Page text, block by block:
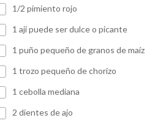
1/2 pimiento rojo
1 ají puede ser dulce o picante
1 puño pequeño de granos de maíz
1 trozo pequeño de chorizo
1 cebolla mediana
2 dientes de ajo